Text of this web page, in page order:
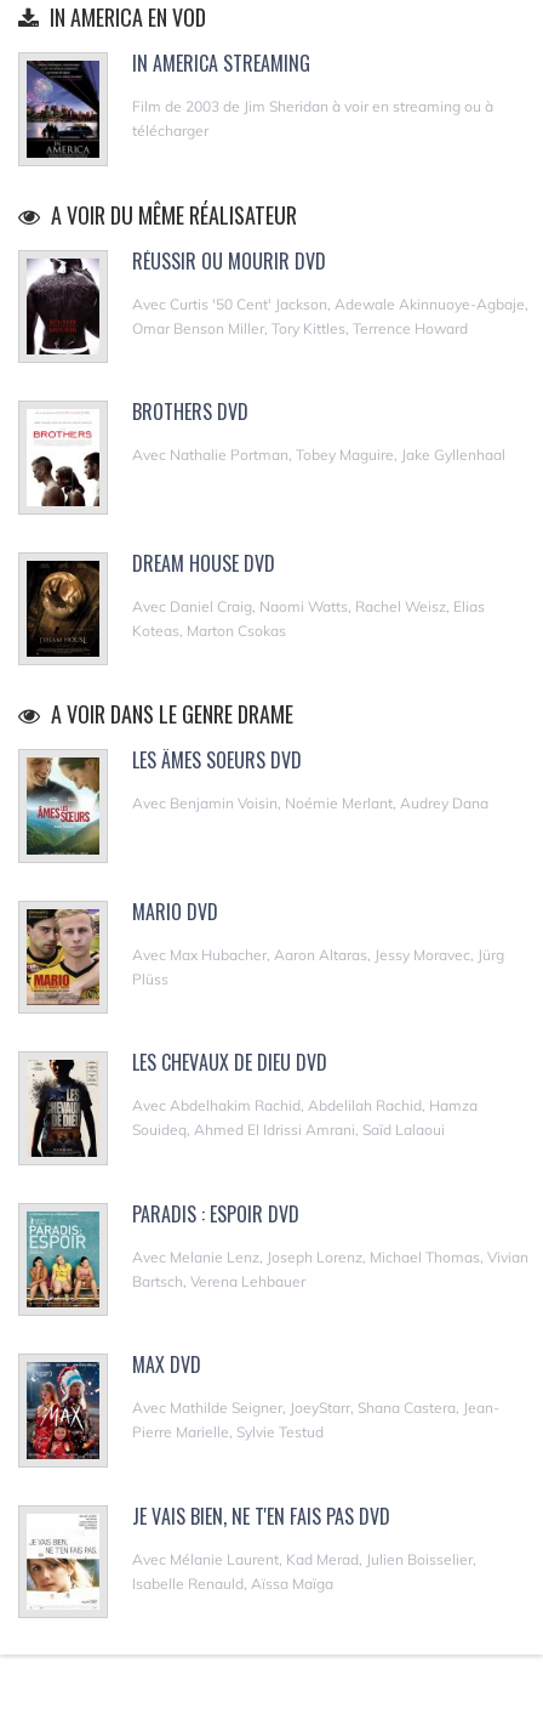
IN AMERICA EN VOD
IN AMERICA STREAMING
Film de 2003 de Jim Sheridan à voir en streaming ou à
télécharger
A VOIR DU MÊME RÉALISATEUR
RÉUSSIR OU MOURIR DVD
Avec Curtis '50 Cent' Jackson, Adewale Akinnuoye-Agbaje,
Omar Benson Miller, Tory Kittles, Terrence Howard
BROTHERS DVD
Avec Nathalie Portman, Tobey Maguire, Jake Gyllenhaal
DREAM HOUSE DVD
Avec Daniel Craig, Naomi Watts, Rachel Weisz, Elias
Koteas, Marton Csokas
A VOIR DANS LE GENRE DRAME
LES ÂMES SOEURS DVD
Avec Benjamin Voisin, Noémie Merlant, Audrey Dana
MARIO DVD
Avec Max Hubacher, Aaron Altaras, Jessy Moravec, Jürg
Plüss
LES CHEVAUX DE DIEU DVD
Avec Abdelhakim Rachid, Abdelilah Rachid, Hamza
Souideq, Ahmed El Idrissi Amrani, Saïd Lalaoui
PARADIS : ESPOIR DVD
Avec Melanie Lenz, Joseph Lorenz, Michael Thomas, Vivian
Bartsch, Verena Lehbauer
MAX DVD
Avec Mathilde Seigner, JoeyStarr, Shana Castera, Jean-
Pierre Marielle, Sylvie Testud
JE VAIS BIEN, NE T'EN FAIS PAS DVD
Avec Mélanie Laurent, Kad Merad, Julien Boisselier,
Isabelle Renauld, Aïssa Maïga